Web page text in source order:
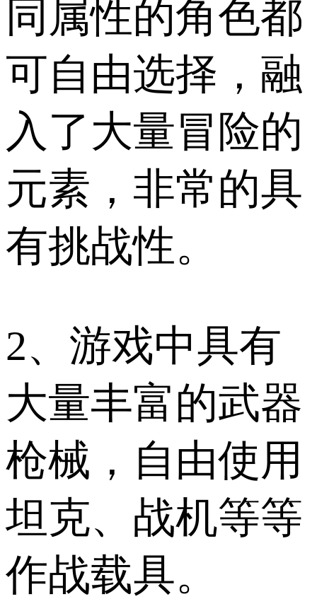
同属性的角色都
可自由选择，融
入了大量冒险的
元素，非常的具
有挑战性。
2、游戏中具有
大量丰富的武器
枪械，自由使用
坦克、战机等等
作战载具。